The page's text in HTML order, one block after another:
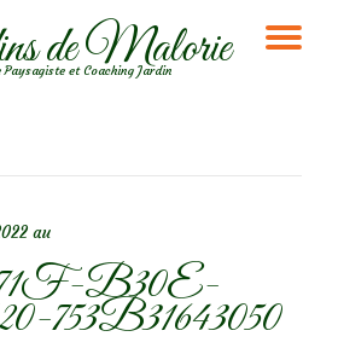
de Malorie
Paysagiste et Coaching Jardin
au
B30E-
753B31643050